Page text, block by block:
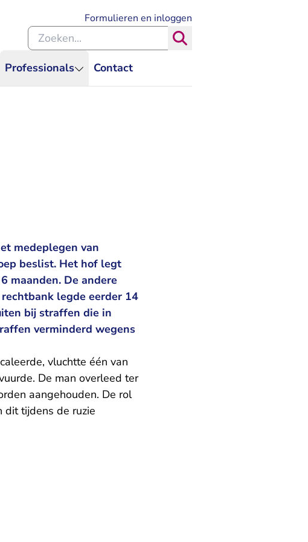
Professionals Contact
Formulieren en inloggen
Zoeken binnen de Rechtspraak
medeplegen van
beslist. Het hof legt
maanden. De andere
legde eerder 14
bij straffen die in
verminderd wegens
vluchtte één van
De man overleed ter
aangehouden. De rol
dit tijdens de ruzie